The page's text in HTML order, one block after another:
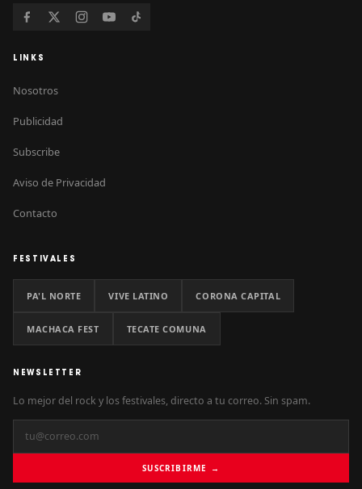
LINKS
Nosotros
Publicidad
Subscribe
Aviso de Privacidad
Contacto
FESTIVALES
PA'L NORTE VIVE LATINO CORONA CAPITAL
MACHACA FEST TECATE COMUNA
NEWSLETTER
Lo mejor del rock y los festivales, directo a tu correo. Sin spam.
SUSCRIBIRME →